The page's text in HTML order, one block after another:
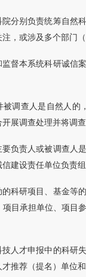
分别负责统筹自然
，或涉及多个部门
督本系统科研诚信
被调查人是自然人的
展调查处理并将调
负责人或被调查人
建设责任单位负责组
科研项目、基金等
目承担单位、项目
人才申报中的科研
推荐（提名）单位